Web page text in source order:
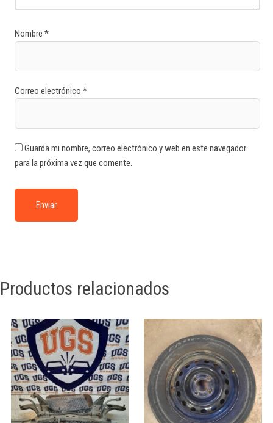
Nombre *
Correo electrónico *
Guarda mi nombre, correo electrónico y web en este navegador
para la próxima vez que comente.
Productos relacionados